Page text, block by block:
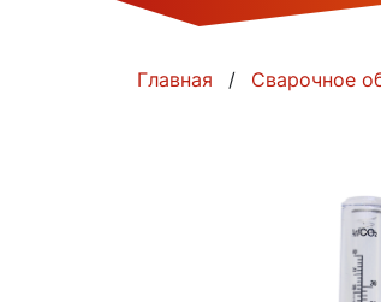
Главная Сварочное